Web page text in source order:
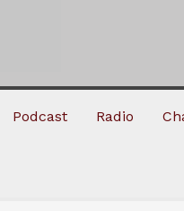
Podcast Radio